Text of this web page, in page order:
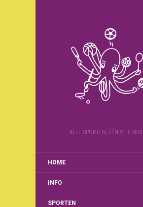
ALLE SPORTEN, ÉÉN
HOME
INFO
SPORTEN